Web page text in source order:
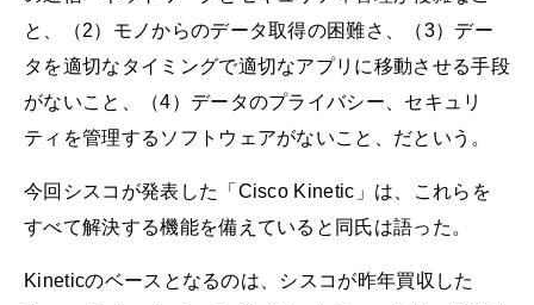
と、（2）モノからのデータ取得の困難さ、（3）デー
タを適切なタイミングで適切なアプリに移動させる手段
がないこと、（4）データのプライバシー、セキュリ
ティを管理するソフトウェアがないこと、だという。
今回シスコが発表した「Cisco Kinetic」は、これらを
すべて解決する機能を備えていると同氏は語った。
Kineticのベースとなるのは、シスコが昨年買収した